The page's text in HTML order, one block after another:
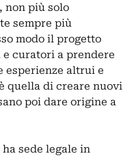
non più solo
sempre più
modo il progetto
curatori a prendere
esperienze altrui e
quella di creare nuovi
poi dare origine a
sede legale in